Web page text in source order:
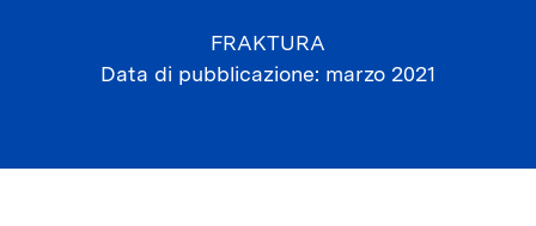
FRAKTURA
Data di pubblicazione marzo 2021